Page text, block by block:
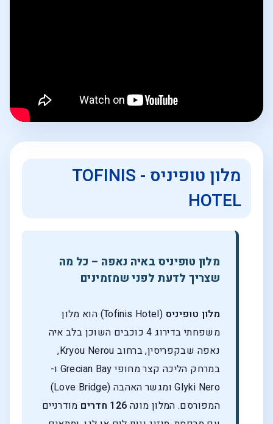
מלון טופיניס - TOFINIS
HOTEL
מלון טופיניס באיה נאפה – כל מה
שצריך לדעת לפני שמזמינים
מלון טופיניס
(Tofinis Hotel) הוא מלון
משפחתי בדירוג 4 כוכבים השוכן בלב איה
נאפה שבקפריסין, ברחוב Kryou Nerou,
במרחק הליכה קצר מחופי Grecian Bay ו-
Glyki Nero ומגשר האהבה (Love Bridge)
המפורסם. המלון מונה 126 חדרים
מודרניים